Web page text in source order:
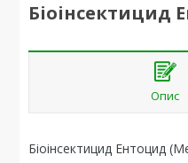
Біоінсектицид
Опис
Біоінсектицид Ентоцид